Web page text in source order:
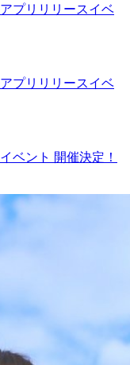
プリリリースイベ
プリリリースイベ
ベント 開催決定！